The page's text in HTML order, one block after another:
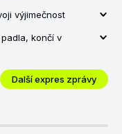
výjimečnost
končí v
Další expres zprávy